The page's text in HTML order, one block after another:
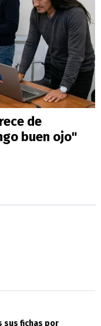
de
buen ojo"
sus fichas por